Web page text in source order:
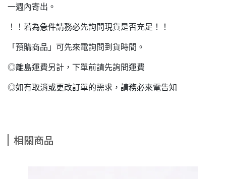
一週內寄出。
！！若為急件請務必先詢問現貨是否充足！！
「預購商品」可先來電詢問到貨時間。
◎離島運費另計，下單前請先詢問運費
◎如有取消或更改訂單的需求，請務必來電告知
相關商品